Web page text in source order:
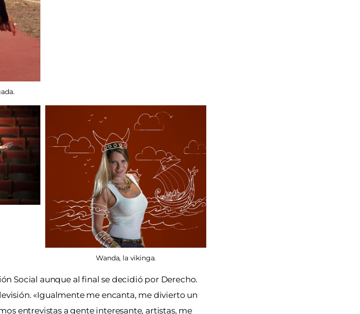
Wanda, la vikinga.
Social aunque al final se decidió por Derecho.
«Igualmente me encanta, me divierto un
entrevistas a gente interesante, artistas, me